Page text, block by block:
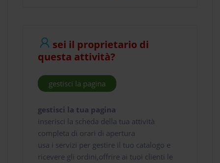
sei il proprietario di
questa attività?
gestisci la pagina
gestisci la tua pagina
inserisci la scheda della tua attività
completa di orari di apertura
usa i servizi per gestire il tuo catalogo e
ricevere gli ordini,offrire ai tuoi clienti le